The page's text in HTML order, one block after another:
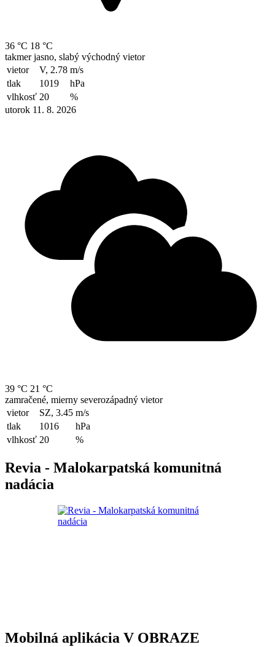
36 °C 18 °C
takmer jasno, slabý východný vietor
vietor
V, 2.78 m/s
tlak
1019
hPa
vlhkosť 20
%
utorok 11. 8. 2026
39 °C 21 °C
zamračené, mierny severozápadný vietor
vietor
SZ, 3.45 m/s
tlak
1016
hPa
vlhkosť 20 %
Revia - Malokarpatská komunitná
nadácia
Mobilná aplikácia V OBRAZE